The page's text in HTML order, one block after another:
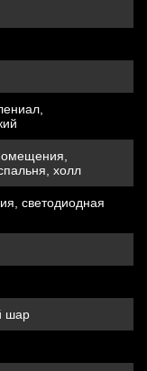
холл
cветодиодная
шар